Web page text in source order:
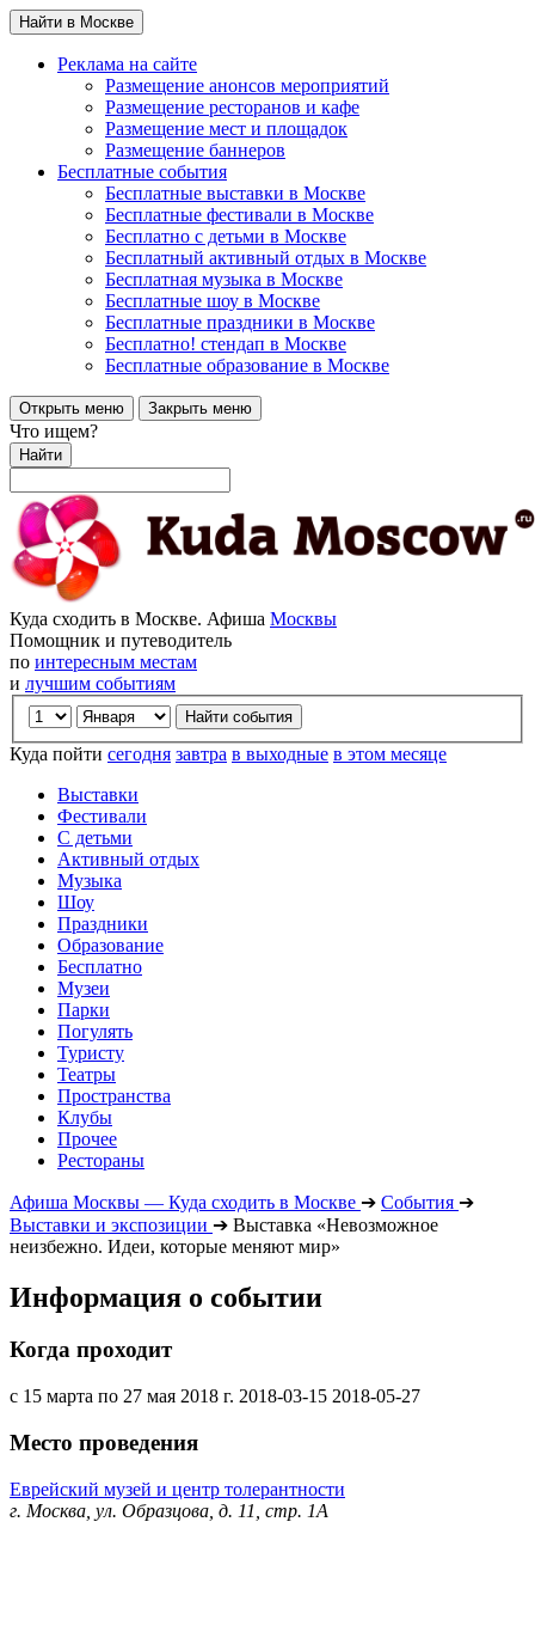
Найти в Москве
Реклама на сайте
Размещение анонсов мероприятий
Размещение ресторанов и кафе
Размещение мест и площадок
Размещение баннеров
Бесплатные события
Бесплатные выставки в Москве
Бесплатные фестивали в Москве
Бесплатно с детьми в Москве
Бесплатный активный отдых в Москве
Бесплатная музыка в Москве
Бесплатные шоу в Москве
Бесплатные праздники в Москве
Бесплатно! стендап в Москве
Бесплатные образование в Москве
Открыть меню Закрыть меню
Что ищем?
Найти
Куда сходить в Москве. Афиша Москвы
Помощник и путеводитель
по интересным местам
и лучшим событиям
Куда пойти сегодня завтра в выходные в этом месяце
Выставки
Фестивали
С детьми
Активный отдых
Музыка
Шоу
Праздники
Образование
Бесплатно
Музеи
Парки
Погулять
Туристу
Театры
Пространства
Клубы
Прочее
Рестораны
Афиша Москвы — Куда сходить в Москве ➔ События ➔
Выставки и экспозиции ➔ Выставка «Невозможное
неизбежно. Идеи, которые меняют мир»
Информация о событии
Когда проходит
с 15 марта по 27 мая 2018 г. 2018-03-15 2018-05-27
Место проведения
Еврейский музей и центр толерантности
г. Москва, ул. Образцова, д. 11, стр. 1А